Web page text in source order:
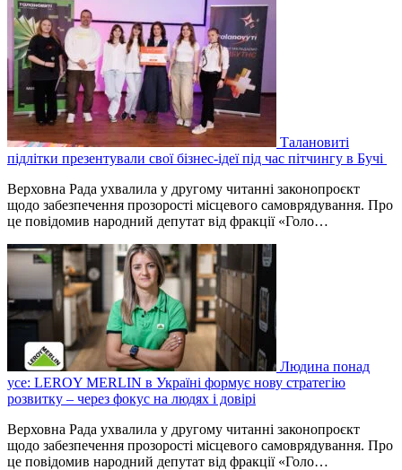
Талановиті
підлітки презентували свої бізнес-ідеї під час пітчингу в Бучі
Верховна Рада ухвалила у другому читанні законопроєкт
щодо забезпечення прозорості місцевого самоврядування. Про
це повідомив народний депутат від фракції «Голо…
Людина понад
усе: LEROY MERLIN в Україні формує нову стратегію
розвитку – через фокус на людях і довірі
Верховна Рада ухвалила у другому читанні законопроєкт
щодо забезпечення прозорості місцевого самоврядування. Про
це повідомив народний депутат від фракції «Голо…